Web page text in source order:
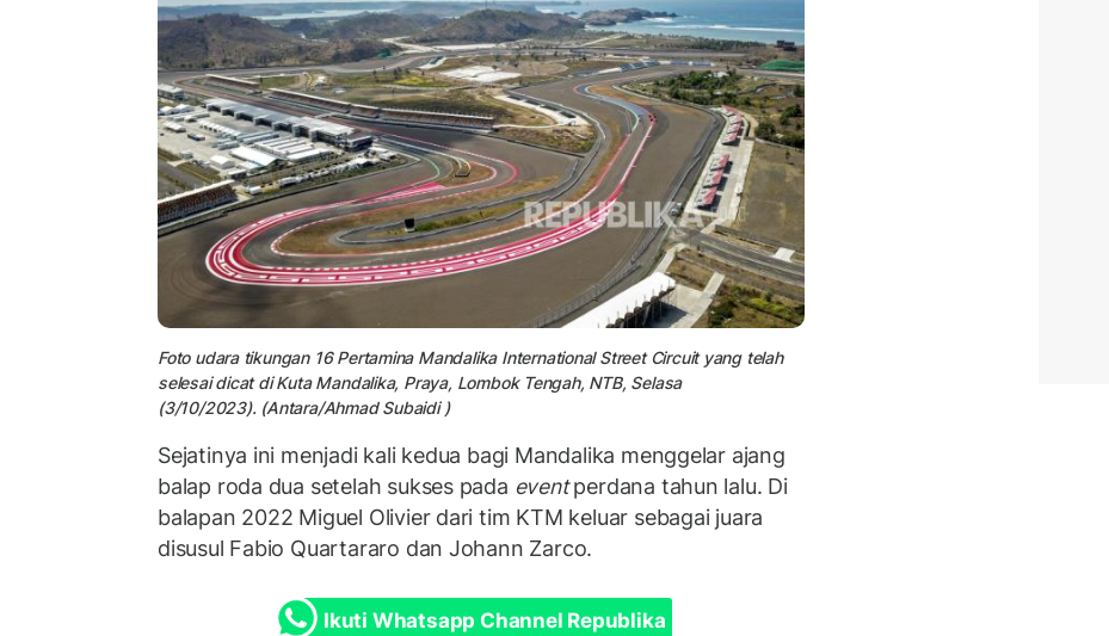
Foto udara tikungan 16 Pertamina Mandalika International Street Circuit yang telah
selesai dicat di Kuta Mandalika, Praya, Lombok Tengah, NTB, Selasa
(3/10/2023). (Antara/Ahmad Subaidi )
Sejatinya ini menjadi kali kedua bagi Mandalika menggelar ajang
balap roda dua setelah sukses pada eventperdana tahun lalu. Di
balapan 2022 Miguel Olivier dari tim KTM keluar sebagai juara
disusul Fabio Quartararo dan Johann Zarco.
Ikuti Whatsapp Channel Republika